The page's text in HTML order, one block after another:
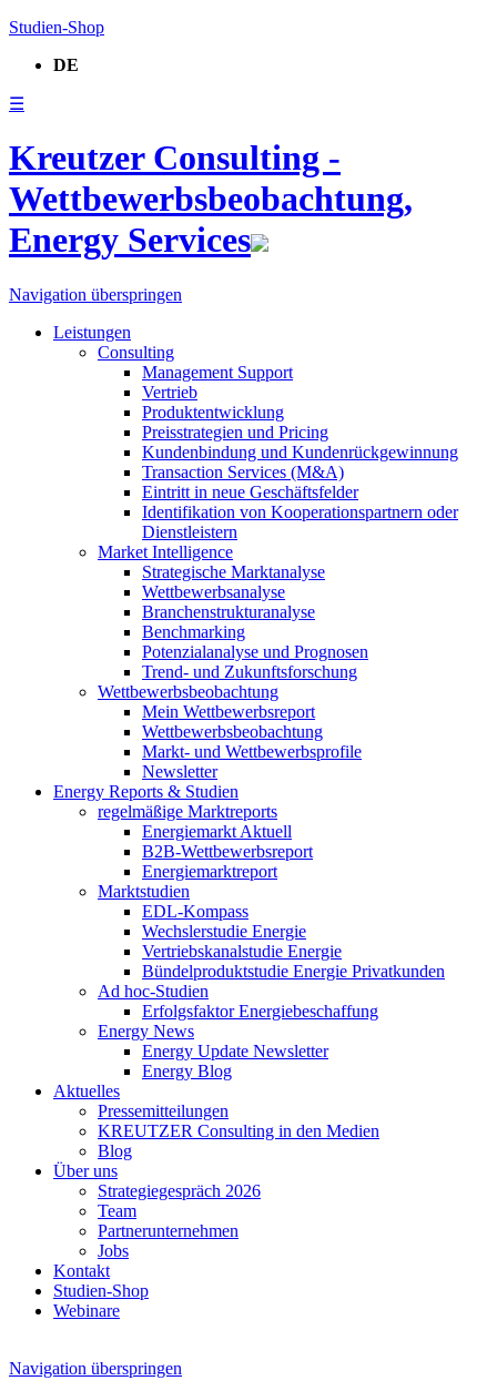
Studien-Shop
DE
☰
Kreutzer Consulting -
Wettbewerbsbeobachtung,
Energy Services
Navigation überspringen
Leistungen
Consulting
Management Support
Vertrieb
Produktentwicklung
Preisstrategien und Pricing
Kundenbindung und Kundenrückgewinnung
Transaction Services (M&A)
Eintritt in neue Geschäftsfelder
Identifikation von Kooperationspartnern oder
Dienstleistern
Market Intelligence
Strategische Marktanalyse
Wettbewerbsanalyse
Branchenstrukturanalyse
Benchmarking
Potenzialanalyse und Prognosen
Trend- und Zukunftsforschung
Wettbewerbs­beobachtung
Mein Wettbewerbsreport
Wettbewerbsbeobachtung
Markt- und Wettbewerbsprofile
Newsletter
Energy Reports & Studien
regelmäßige Marktreports
Energiemarkt Aktuell
B2B-Wettbewerbsreport
Energiemarktreport
Marktstudien
EDL-Kompass
Wechslerstudie Energie
Vertriebskanalstudie Energie
Bündelproduktstudie Energie Privatkunden
Ad hoc-Studien
Erfolgsfaktor Energiebeschaffung
Energy News
Energy Update Newsletter
Energy Blog
Aktuelles
Pressemitteilungen
KREUTZER Consulting in den Medien
Blog
Über uns
Strategiegespräch 2026
Team
Partnerunternehmen
Jobs
Kontakt
Studien-Shop
Webinare
Navigation überspringen